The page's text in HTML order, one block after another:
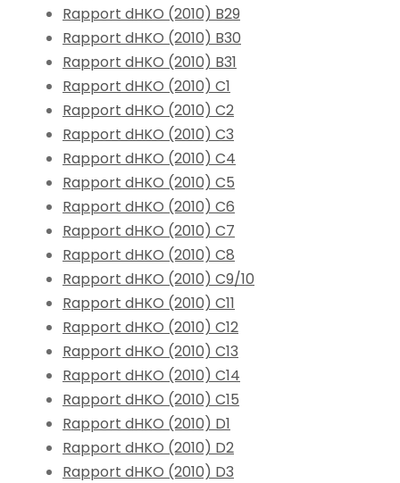
Rapport dHKO (2010) B29
Rapport dHKO (2010) B30
Rapport dHKO (2010) B31
Rapport dHKO (2010) C1
Rapport dHKO (2010) C2
Rapport dHKO (2010) C3
Rapport dHKO (2010) C4
Rapport dHKO (2010) C5
Rapport dHKO (2010) C6
Rapport dHKO (2010) C7
Rapport dHKO (2010) C8
Rapport dHKO (2010) C9/10
Rapport dHKO (2010) C11
Rapport dHKO (2010) C12
Rapport dHKO (2010) C13
Rapport dHKO (2010) C14
Rapport dHKO (2010) C15
Rapport dHKO (2010) D1
Rapport dHKO (2010) D2
Rapport dHKO (2010) D3